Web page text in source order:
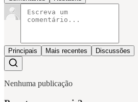
Principais Mais recentes Discussões
Nenhuma publicação